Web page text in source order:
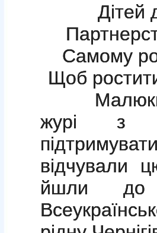
Дітей
Самому
Щоб
Малюки
журі з
відчували
йшли до